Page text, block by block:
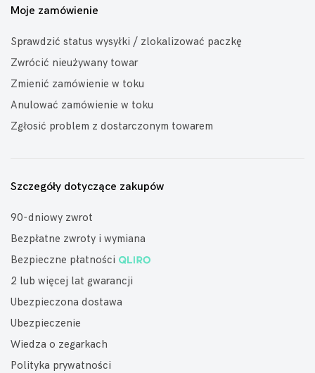
Moje zamówienie
Sprawdzić status wysyłki / zlokalizować paczkę
Zwrócić nieużywany towar
Zmienić zamówienie w toku
Anulować zamówienie w toku
Zgłosić problem z dostarczonym towarem
Szczegóły dotyczące zakupów
90-dniowy zwrot
Bezpłatne zwroty i wymiana
Bezpieczne płatności
2 lub więcej lat gwarancji
Ubezpieczona dostawa
Ubezpieczenie
Wiedza o zegarkach
Polityka prywatności